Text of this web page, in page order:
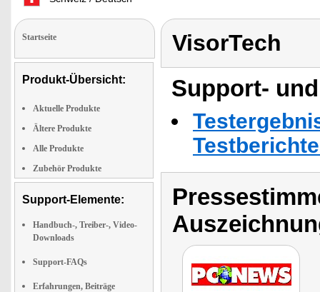
Startseite
Produkt-Übersicht:
Aktuelle Produkte
Ältere Produkte
Alle Produkte
Zubehör Produkte
Support-Elemente:
Handbuch-, Treiber-, Video-
Downloads
Support-FAQs
Erfahrungen, Beiträge
VisorTech
Support-